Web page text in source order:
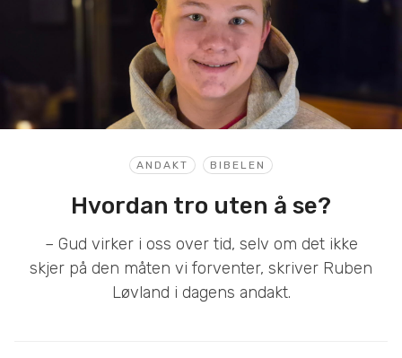
ANDAKT BIBELEN
Hvordan tro uten å se?
– Gud virker i oss over tid, selv om det ikke
skjer på den måten vi forventer, skriver Ruben
Løvland i dagens andakt.